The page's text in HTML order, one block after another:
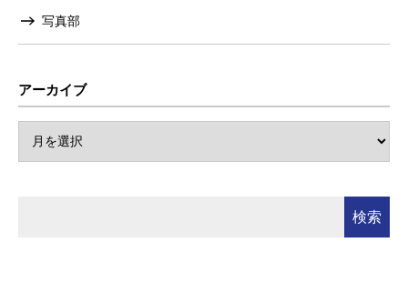
写真部
アーカイブ